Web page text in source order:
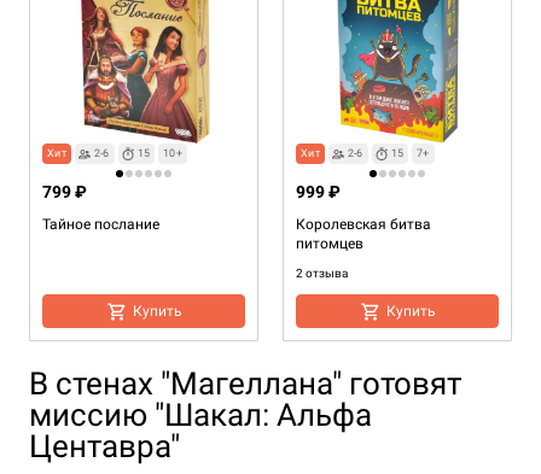
Хит 2-6 15 10+
Тайное послание
799 ₽
Купить
Хит 2-6 15 7+
Королевская битва
питомцев
2 отзыва
999 ₽
Купить
В стенах "Магеллана" готовят
миссию "Шакал: Альфа
Центавра"